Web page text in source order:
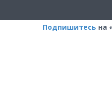
Подпишитесь на